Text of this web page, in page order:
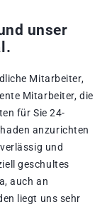
unser
Mitarbeiter,
Mitarbeiter, die
für Sie 24-
anzurichten
und
geschultes
auch an
liegt uns sehr